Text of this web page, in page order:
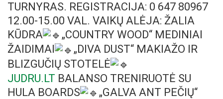
TURNYRAS. REGISTRACIJA: 0 647 80967
12.00-15.00 VAL. VAIKŲ ALĖJA: ŽALIA
KŪDRA
„COUNTRY WOOD“ MEDINIAI
ŽAIDIMAI
„DIVA DUST“ MAKIAŽO IR
BLIZGUČIŲ STOTELĖ
JUDRU.LT BALANSO TRENIRUOTĖ SU
HULA BOARDS
„GALVA ANT PEČIŲ“